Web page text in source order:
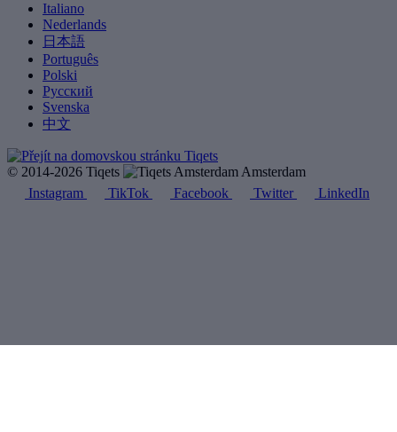
Italiano
Nederlands
日本語
Português
Polski
Русский
Svenska
中文
© 2014-2026 Tiqets
Amsterdam
Instagram
TikTok Facebook Twitter LinkedIn